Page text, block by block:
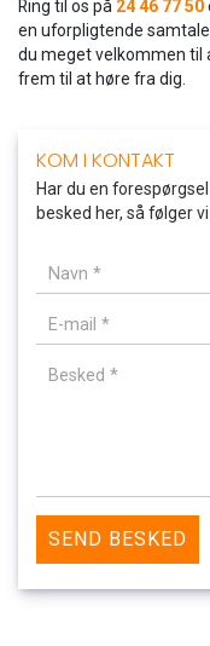
Ring til os på 24 46 77 50
en uforpligtende
du meget velkommen til
frem til at høre fra dig.
KOM I KONTAKT
Har du en
besked her, så følger